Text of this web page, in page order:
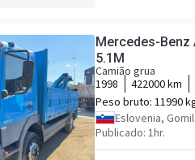
Mercedes-Benz
5.1M
Camião grua
1998
422000 km
Peso bruto: 11990
Eslovenia,
Publicado: 1hr.